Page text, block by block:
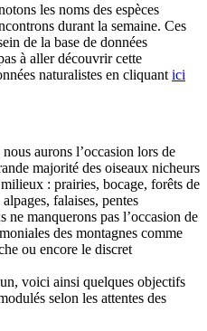
les noms des espèces
durant la semaine. Ces
de la base de données
à aller découvrir cette
naturalistes en cliquant ici
aurons l’occasion lors de
majorité des oiseaux nicheurs
: prairies, bocage, forêts de
falaises, pentes
manquerons pas l’occasion de
des montagnes comme
ou encore le discret
voici ainsi quelques objectifs
selon les attentes des